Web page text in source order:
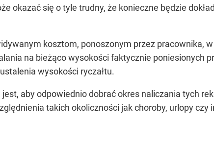
okazać się o tyle trudny, że konieczne będzie
kosztom, ponoszonym przez pracownika,
na bieżąco wysokości faktycznie poniesionych
wysokości ryczałtu.
aby odpowiednio dobrać okres naliczania tych
takich okoliczności jak choroby, urlopy czy